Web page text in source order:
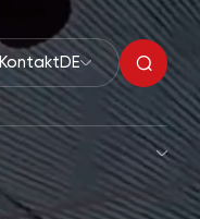
KontaktDE